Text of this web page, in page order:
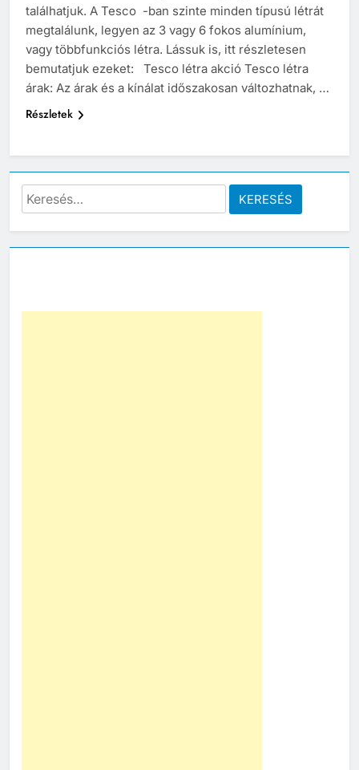
találhatjuk. A Tesco -ban szinte minden típusú létrát
megtalálunk, legyen az 3 vagy 6 fokos alumínium,
vagy többfunkciós létra. Lássuk is, itt részletesen
bemutatjuk ezeket: Tesco létra akció Tesco létra
árak: Az árak és a kínálat időszakosan változhatnak, …
Részletek
Keresés: